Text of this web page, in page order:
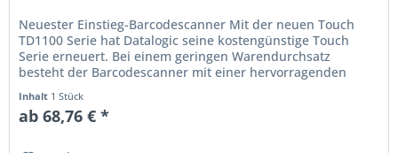
Neuester Einstieg-Barcodescanner Mit der neuen Touch
TD1100 Serie hat Datalogic seine kostengünstige Touch
Serie erneuert. Bei einem geringen Warendurchsatz
besteht der Barcodescanner mit einer hervorragenden
Inhalt 1 Stück
ab 68,76 € *